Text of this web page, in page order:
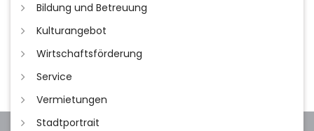
Bildung und Betreuung
Kulturangebot
Wirtschaftsförderung
Service
Vermietungen
Stadtportrait